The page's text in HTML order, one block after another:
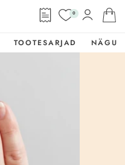
0
TOOTESARJAD NÄGU